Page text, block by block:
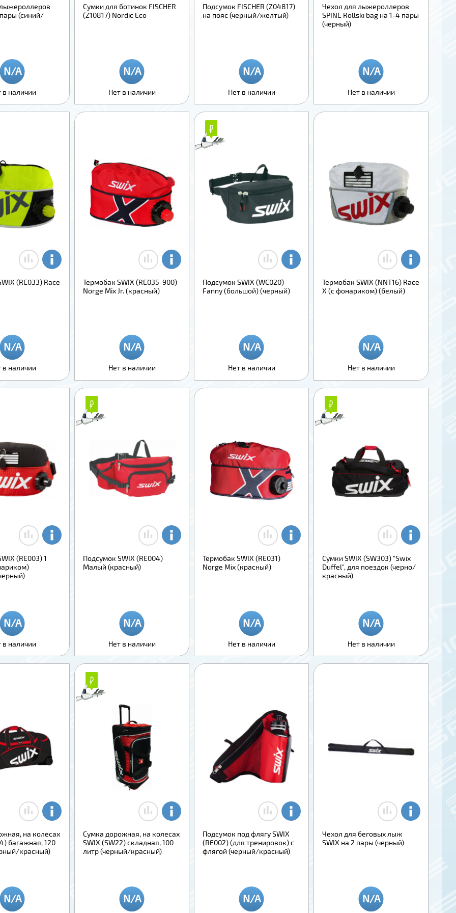
(синий/
в наличии
Сумки для ботинок FISCHER
(Z10817) Nordic Eco
Нет в наличии
Подсумок FISCHER (Z04817)
на пояс (черный/желтый)
Нет в наличии
Чехол для лыжероллеров
SPINE Rollski bag на 1-4 пары
(черный)
Нет в наличии
(RE033) Race
в наличии
Термобак SWIX (RE035-900)
Norge Mix Jr. (красный)
Нет в наличии
₽
₽
Подсумок SWIX (WC020)
Fanny (большой) (черный)
Нет в наличии
Термобак SWIX (NNT16) Race
X (с фонариком) (белый)
Нет в наличии
(RE003) 1
в наличии
₽
₽
Подсумок SWIX (RE004)
Малый (красный)
Нет в наличии
Термобак SWIX (RE031)
Norge Mix (красный)
Нет в наличии
₽
₽
Сумки SWIX (SW303) "Swix
Duffel", для поездок (черно/
красный)
Нет в наличии
на колесах
багажная, 120
красный)
₽
₽
Сумка дорожная, на колесах
SWIX (SW22) складная, 100
литр (черный/красный)
Подсумок под флягу SWIX
(RE002) (для тренировок) с
флягой (черный/красный)
Чехол для беговых лыж
SWIX на 2 пары (черный)